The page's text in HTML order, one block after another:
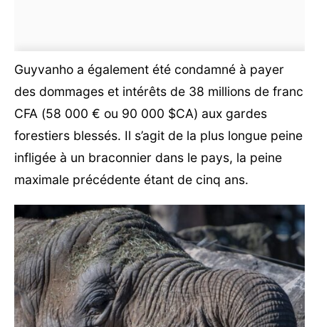
Guyvanho a également été condamné à payer
des dommages et intérêts de 38 millions de franc
CFA (58 000 € ou 90 000 $CA) aux gardes
forestiers blessés. Il s’agit de la plus longue peine
infligée à un braconnier dans le pays, la peine
maximale précédente étant de cinq ans.